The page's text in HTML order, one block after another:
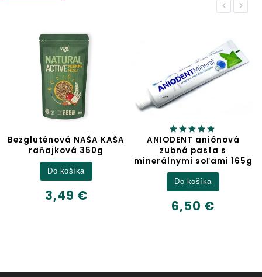
Previous
ANIODENT aniónová
zubná pasta s
minerálnymi soľami 165g
Do košíka
Jablčný ocot
6,32 €
Next